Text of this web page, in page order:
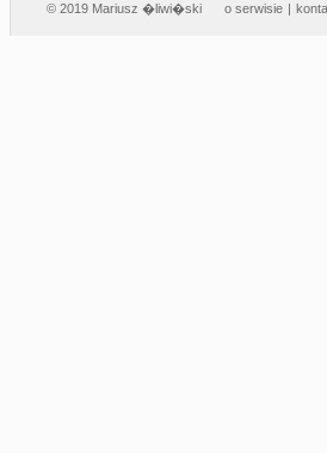
© 2019 Mariusz �liwi�ski o serwisie |